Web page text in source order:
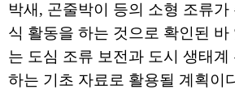
박새, 곤줄박이 등의 소형 조류가
식 활동을 하는 것으로 확인된 바
는 도심 조류 보전과 도시 생태계
하는 기초 자료로 활용될 계획이